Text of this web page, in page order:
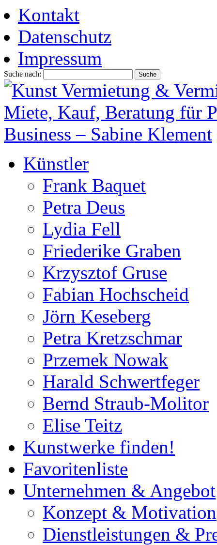
Kontakt
Datenschutz
Impressum
Suche nach:
Künstler
Frank Baquet
Petra Deus
Lydia Fell
Friederike Graben
Krzysztof Gruse
Fabian Hochscheid
Jörn Keseberg
Petra Kretzschmar
Przemek Nowak
Harald Schwertfeger
Bernd Straub-Molitor
Elise Teitz
Kunstwerke finden!
Favoritenliste
Unternehmen & Angebot
Konzept & Motivation
Dienstleistungen &